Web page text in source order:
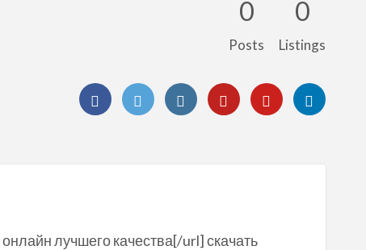
0
Posts
0
Listings
лучшего качества[/url] скачать